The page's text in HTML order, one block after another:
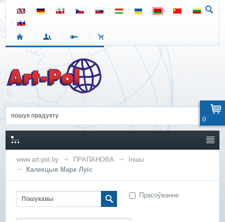
www.art-pol.by ПРАПАНОВА
Іншы
Калекцыя Марк Луіс
Прасоўванне
0